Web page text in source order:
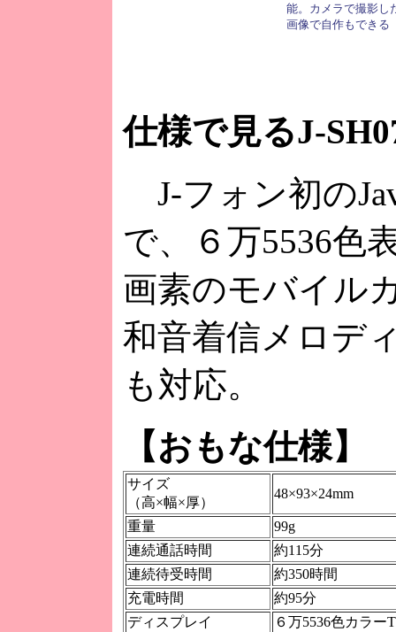
能。カメラで撮影し
画像で自作もできる
仕様で見るJ-
J-フォン初の
で、６万5536色
画素のモバイル
和音着信メロデ
も対応。
【おもな仕様】
サイズ
（高×幅×厚）
48×93×24mm
重量
99g
連続通話時間
約115分
連続待受時間
約350時間
充電時間
約95分
ディスプレイ
６万5536色カラー